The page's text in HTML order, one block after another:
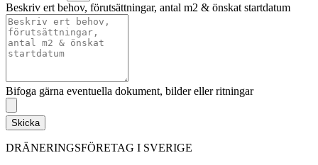
Beskriv ert behov, förutsättningar, antal m2 & önskat startdatum
Bifoga gärna eventuella dokument, bilder eller ritningar
Skicka
DRÄNERINGSFÖRETAG I SVERIGE